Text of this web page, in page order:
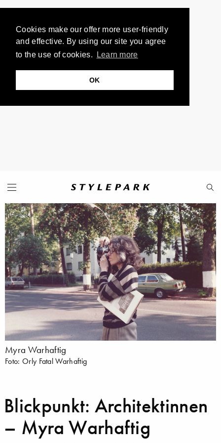
Cookies make our offer more user-friendly
and effective. By using our site you agree
to the use of cookies.
Learn more
OK
Myra Warhaftig
Foto: Orly Fatal Warhaftig
Blickpunkt: Architektinnen
– Myra Warhaftig